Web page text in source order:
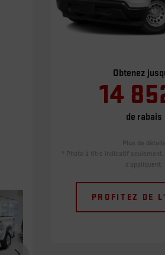
Obtenez
14
de rabais
PROFITEZ DE